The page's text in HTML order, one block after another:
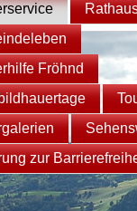
Fröhnd
zur